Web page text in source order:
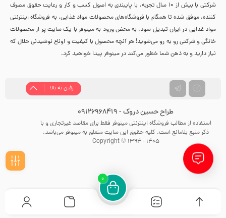
0
شرکتی با بیش از 10 سال تجربه، با پایبندی به اصول کسب و کار و رعایت حقوق مصرف
کننده، موفق شده تا همگام با فروشگاه‌های محصولات مواد غذایی، به فروشگاه اینترنتی
مواد غذایی در ایران تبدیل شود. به محض ورود به مینوفر با یک سایت پر از محصولات
خانگی و شرکتی رو به رو می‌شوید! هر آنچه محصول با کیفیت و اوناع نوشیدنی حلال که
نیاز دارید و به ذهن شما خطور می‌کند در مینوفر پیدا خواهید کرد.
رفتن به بالا
طراح حسین دروک - 09126968419
استفاده از مطالب فروشگاه اینترنتی مینوفر فقط برای مقاصد غیرتجاری و با
ذکر منبع بلامانع است. کلیه حقوق این سایت متعلق به مینوفر می‌باشد.
Copyright © 1394 - 1405